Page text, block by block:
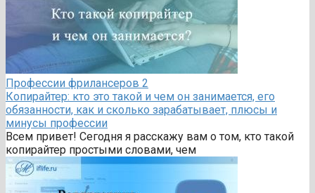
Профессии фрилансеров 2
Копирайтер: кто это такой и чем он занимается, его
обязанности, как и сколько зарабатывает, плюсы и
минусы профессии
Всем привет! Сегодня я расскажу вам о том, кто такой
копирайтер простыми словами, чем